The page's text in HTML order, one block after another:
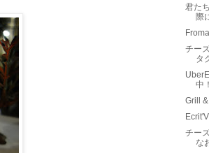
君た
際
チー
タ
中
Grill
チー
な